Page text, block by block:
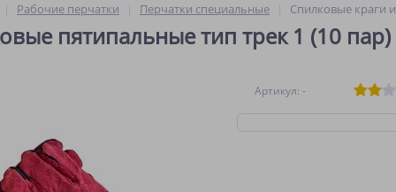
Рабочие перчатки Перчатки специальные Спилковые краги
пятипальные тип трек 1 (10 пар)
Артикул: -